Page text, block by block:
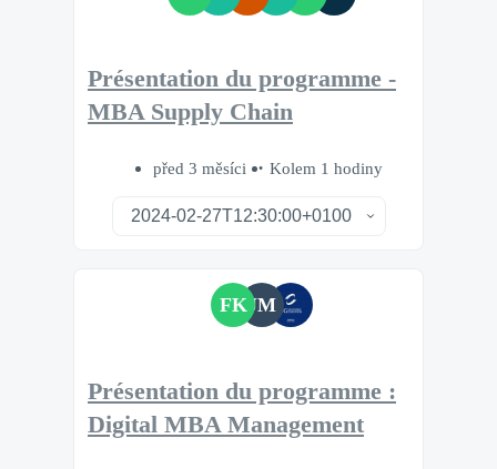
Présentation du programme -
MBA Supply Chain
před 3 měsíci Kolem 1 hodiny
FK JM
Présentation du programme :
Digital MBA Management